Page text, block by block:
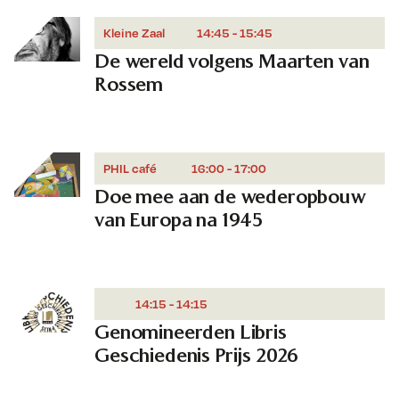
Kleine Zaal 14:45 - 15:45
De wereld volgens Maarten van
Rossem
PHIL café 16:00 - 17:00
Doe mee aan de wederopbouw
van Europa na 1945
14:15 - 14:15
Genomineerden Libris
Geschiedenis Prijs 2026